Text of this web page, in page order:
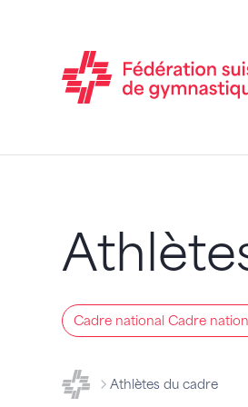
Cadre national Cadre
FSG - Fédération suisse de
Athlètes du cadre